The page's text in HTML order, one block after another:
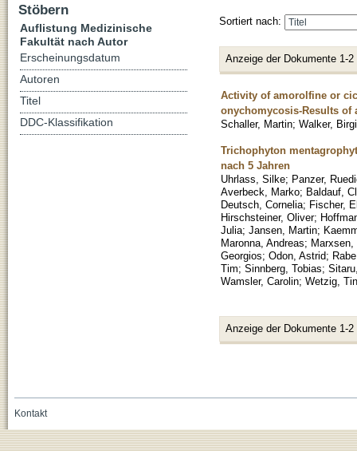
Sortiert nach:
Anzeige der Dokumente 1-2
Activity of amorolfine or
onychomycosis-Results
Schaller, Martin; Walker,
Trichophyton
nach 5 Jahren
Uhrlass, Silke; Panzer,
Averbeck, Marko; Baldauf,
Deutsch, Cornelia; Fischer,
Hirschsteiner, Oliver;
Julia; Jansen, Martin;
Maronna, Andreas; Marxsen,
Georgios; Odon, Astrid;
Tim; Sinnberg, Tobias;
Wamsler, Carolin; Wetzig,
Anzeige der Dokumente 1-2
Stöbern
Auflistung Medizinische
Fakultät nach Autor
Erscheinungsdatum
Autoren
Titel
DDC-Klassifikation
Kontakt